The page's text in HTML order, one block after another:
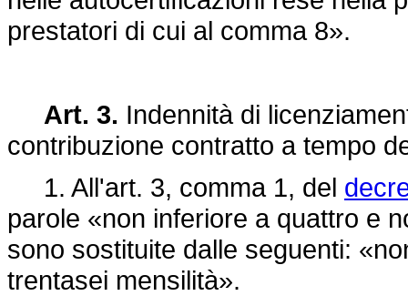
prestatori di cui al comma 8».
Art. 3. Indennità di
contribuzione contratto a tempo
1. All'art. 3, comma 1, del
parole «non inferiore a quattro e
sono sostituite dalle seguenti:
trentasei mensilità».